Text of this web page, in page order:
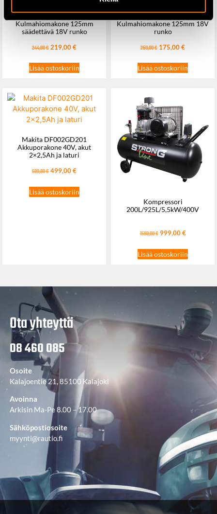
Makita DGA511Z
Kulmahiomakone 125mm
säädettävä 18V runko
244,00€219,00€
Lisää ostoskoriin
Makita DGA506Z
Kulmahiomakone 125mm 18V
runko
250,00€ 175,00€
Lisää ostoskoriin
Makita DF002GD201
Akkuporakone 40V, akut
2×2,5Ah ja laturi
589,00€499,00€
Lisää ostoskoriin
Kompressori
200L/925L/5,5kW/400V
1590,00€ 999,00€
Lisää ostoskoriin
Ota yhteyttä
08 460 085
Osoite
Kalajoentie 21, 85100 Kalajoki
Avoinna
Arkisin Ma-Pe 8.00 – 17.00
Sähköpostiosoite
myynti@rautio.fi